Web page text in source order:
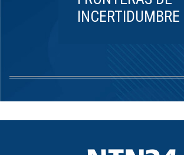
INCERTIDUMBRE
1
8